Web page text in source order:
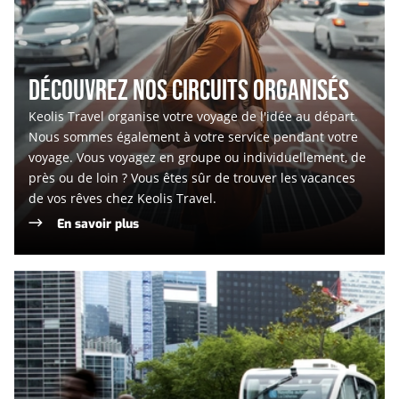
DÉCOUVREZ NOS CIRCUITS ORGANISÉS
Keolis Travel organise votre voyage de l'idée au départ.
Nous sommes également à votre service pendant votre
voyage. Vous voyagez en groupe ou individuellement, de
près ou de loin ? Vous êtes sûr de trouver les vacances
de vos rêves chez Keolis Travel.
En savoir plus
Projets
de
mobilité
innovants
et
multimodaux